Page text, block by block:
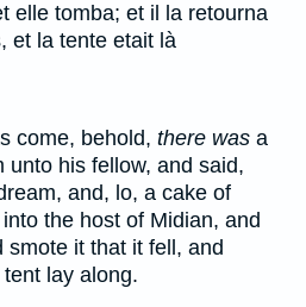
elle tomba; et il la retourna
et la tente etait là
come, behold, there was a
unto his fellow, and said,
and, lo, a cake of
the host of Midian, and
it that it fell, and
lay along.